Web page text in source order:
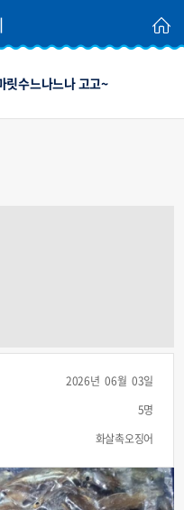
수느나느나 고고~
2026년 06월 03일
5명
화살촉오징어